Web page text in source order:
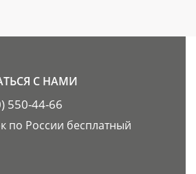
С НАМИ
550-44-66
по России бесплатный